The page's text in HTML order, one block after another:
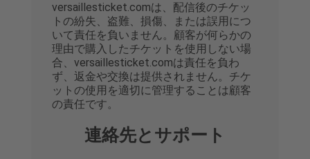
versaillesticket.comは、配信後のチケッ
トの紛失、盗難、損傷、または誤用につ
いて責任を負いません。顧客が何らかの
理由で購入したチケットを使用しない場
合、versaillesticket.comは責任を負わ
ず、返金や交換は提供されません。チケ
ットの使用を適切に管理することは顧客
の責任です。
連絡先とサポート